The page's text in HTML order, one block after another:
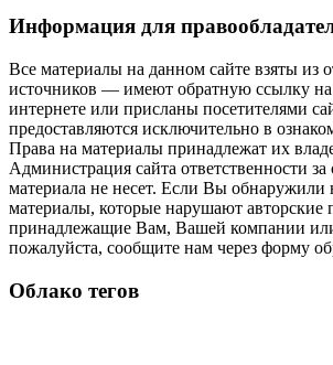
Информация для
Все материалы на данном сайте взяты из
источников — имеют обратную ссылку на
интернете или присланы посетителями
предоставляются исключительно в
Права на материалы принадлежат их
Администрация сайта ответственности
материала не несет. Если Вы обнаружили
материалы, которые нарушают авторские
принадлежащие Вам, Вашей компании
пожалуйста, сообщите нам через форму
Облако тегов